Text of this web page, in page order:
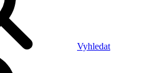
Vyhledat